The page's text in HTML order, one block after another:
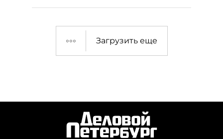
Загрузить еще